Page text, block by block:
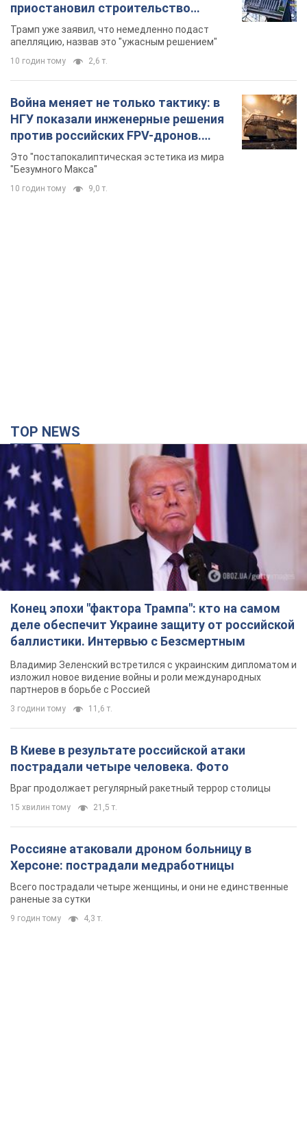
приостановил строительство
бального зала стоимостью 400 млн
долларов
Трамп уже заявил, что немедленно подаст
апелляцию, назвав это "ужасным решением"
10 годин тому 2,6 т.
Война меняет не только тактику: в
НГУ показали инженерные решения
против российских FPV-дронов.
Фото
Это "постапокалиптическая эстетика из мира
"Безумного Макса"
10 годин тому 9,0 т.
TOP NEWS
Конец эпохи "фактора Трампа": кто на самом
деле обеспечит Украине защиту от российской
баллистики. Интервью с Безсмертным
Владимир Зеленский встретился с украинским дипломатом и
изложил новое видение войны и роли международных
партнеров в борьбе с Россией
3 години тому 11,6 т.
В Киеве в результате российской атаки
пострадали четыре человека. Фото
Враг продолжает регулярный ракетный террор столицы
15 хвилин тому 21,5 т.
Россияне атаковали дроном больницу в
Херсоне: пострадали медработницы
Всего пострадали четыре женщины, и они не единственные
раненые за сутки
9 годин тому 4,3 т.